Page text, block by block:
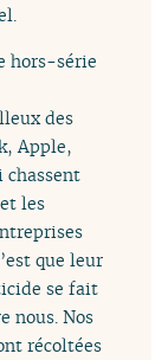
hors-série
des
Apple,
les
que leur
se fait
nous. Nos
récoltées